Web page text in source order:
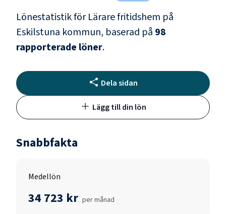
Lönestatistik förLärare fritidshem på
Eskilstuna kommun, baserad på 98
rapporterade löner.
Dela sidan
Lägg till din lön
Snabbfakta
Medellön
34 723 kr per månad